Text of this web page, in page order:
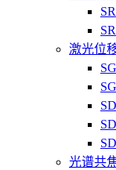
激光位
光谱共